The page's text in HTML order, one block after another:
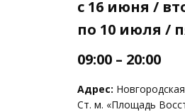
с 16 июня /
по 10 июля /
09:00 – 20:00
Адрес:
Ст. м. «Площадь